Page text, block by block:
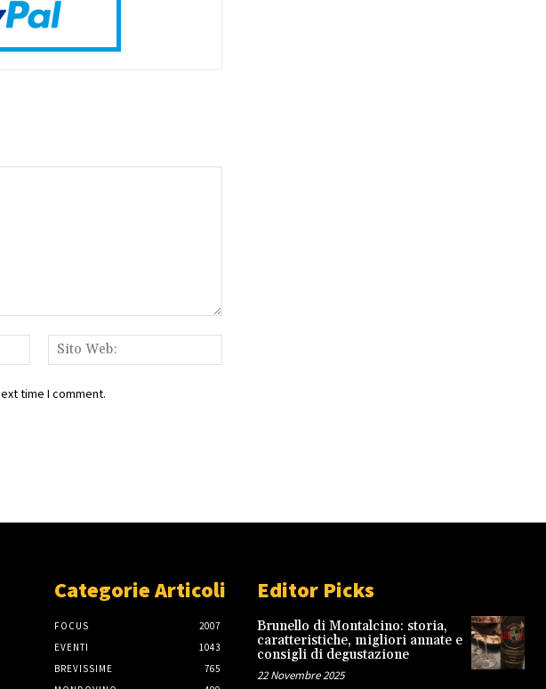
Email:*
Web:
time I comment.
Categorie Articoli
FOCUS
2007
EVENTI
1043
BREVISSIME
765
Editor Picks
Brunello di Montalcino: storia,
caratteristiche, migliori annate e
consigli di degustazione
22 Novembre 2025